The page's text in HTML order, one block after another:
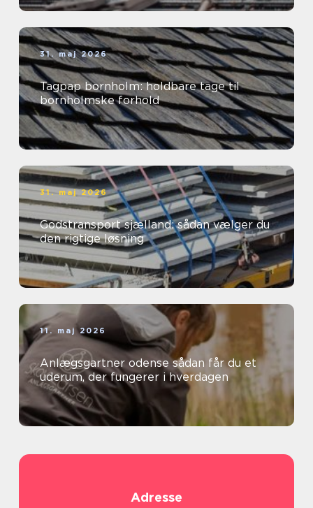
31. maj 2026
Tagpap bornholm: holdbare tage til
bornholmske forhold
31. maj 2026
Godstransport sjælland: sådan vælger du
den rigtige løsning
11. maj 2026
Anlægsgartner odense sådan får du et
uderum, der fungerer i hverdagen
Adresse